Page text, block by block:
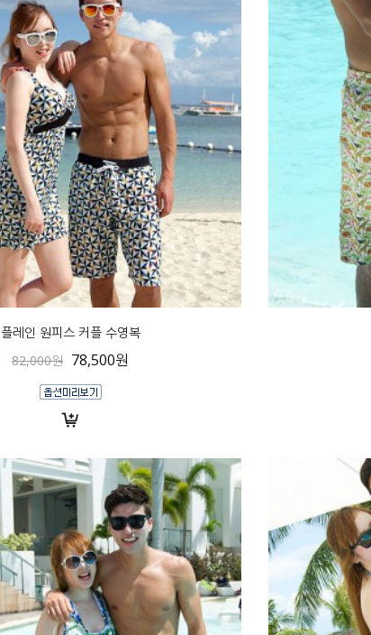
플레인 원피스 커플 수영복
82,000원 78,500원